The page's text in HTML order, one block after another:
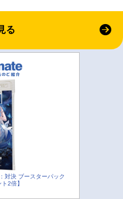
る
対決 ブースターパック
2倍】